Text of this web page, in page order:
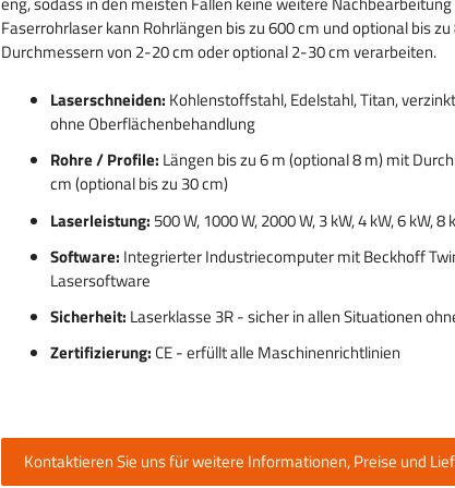
Faserrohrlaser kann Rohrlängen bis zu 600 cm und optional bis
Durchmessern von 2-20 cm oder optional 2-30 cm verarbeiten.
Laserschneiden: Kohlenstoffstahl, Edelstahl, Titan,
ohne Oberflächenbehandlung
Rohre / Profile: Längen bis zu 6 m (optional 8 m) mit
cm (optional bis zu 30 cm)
Laserleistung: 500 W, 1000 W, 2000 W, 3 kW, 4 kW, 6 kW, 8
Software: Integrierter Industriecomputer mit Beckhoff
Lasersoftware
Sicherheit: Laserklasse 3R - sicher in allen Situationen
Zertifizierung: CE - erfüllt alle Maschinenrichtlinien
Kontaktieren Sie uns für weitere Informationen, Preise und